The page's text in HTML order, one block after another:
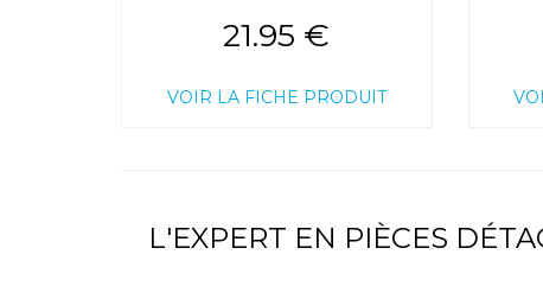
21.95 €
VOIR LA FICHE PRODUIT
L'EXPERT EN PIÈCES